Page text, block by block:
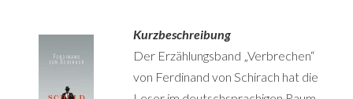
Kurzbeschreibung
Der Erzählungsband „Verbrechen“
von Ferdinand von Schirach hat die